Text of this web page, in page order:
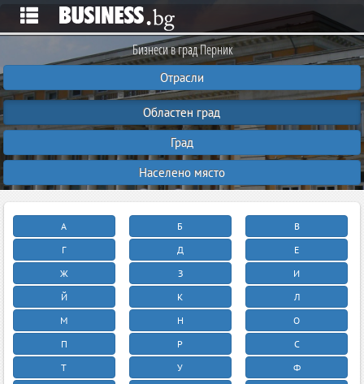
Бизнеси в град Перник
Отрасли
Областен град
Град
Населено място
А Б
В
Г
Д
Е
Ж
З
И
Й
К
Л
М
Н
О
П
Р
С
Т
У
Ф